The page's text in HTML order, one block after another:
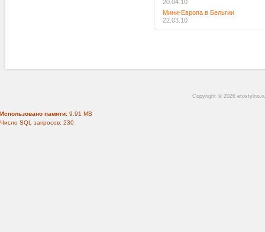
20.04.10
Мини-Европа в Бельгии
22.03.10
Copyright © 2026
Использовано памяти: 9.91 MB
Число SQL запросов: 230